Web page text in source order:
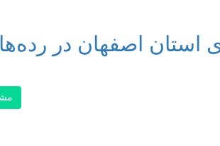
استان اصفهان در